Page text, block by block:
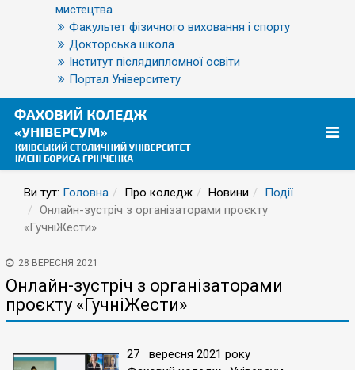
мистецтва
Факультет фізичного виховання і спорту
Докторська школа
Інститут післядипломної освіти
Портал Університету
Ви тут: Головна Про коледж Новини
Події
Онлайн-зустріч з організаторами проєкту
«ГучніЖести»
28 ВЕРЕСНЯ 2021
Онлайн-зустріч з організаторами
проєкту «ГучніЖести»
27 вересня 2021 року